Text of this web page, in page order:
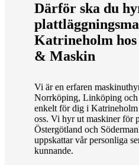
Därför ska du
Katrineholm
& Maskin
Vi är en erfaren
Norrköping, Linköping
enkelt för dig i Katrineholm
oss. Vi hyr ut maskiner för
Östergötland och
uppskattar vår personliga
kunnande.